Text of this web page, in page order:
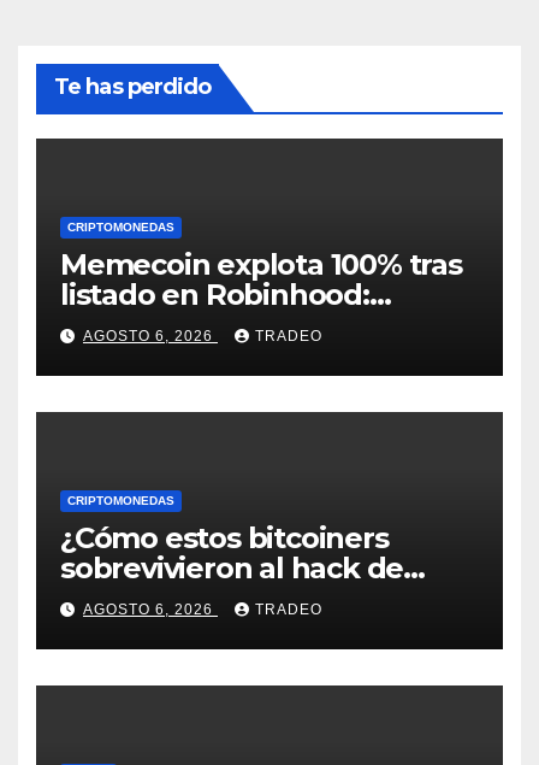
Te has perdido
CRIPTOMONEDAS
Memecoin explota 100% tras
listado en Robinhood:
conoce los detalles
AGOSTO 6, 2026 TRADEO
CRIPTOMONEDAS
¿Cómo estos bitcoiners
sobrevivieron al hack de
Coldcard? Un analista
comparte consejos clave
AGOSTO 6, 2026 TRADEO